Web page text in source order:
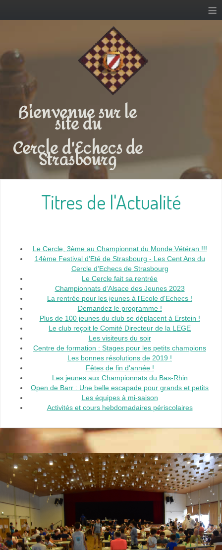
≡
Bienvenue sur le
site du
Cercle d'Echecs de
Strasbourg
Titres de l'Actualité
Le Cercle, 3ème au Championnat du Monde Vétéran !!!
14ème Festival d'Eté de Strasbourg - Les Cent Ans du
Cercle d'Echecs de Strasbourg
Le Cercle fait sa rentrée
Championnats d'Alsace des Jeunes 2023
La rentrée pour les jeunes à l'Ecole d'Echecs !
Demandez le programme !
Plus de 100 jeunes du club se déplacent à Erstein !
Le club reçoit le Comité Directeur de la LEGE
Les visiteurs du soir
Centre de formation : Stages pour les petits champions
Les bonnes résolutions de 2019 !
Fêtes de fin d'année !
Les jeunes aux Championnats du Bas-Rhin
Open de Barr : Une belle escapade pour grands et petits
Les équipes à mi-saison
Activités et cours hebdomadaires périscolaires